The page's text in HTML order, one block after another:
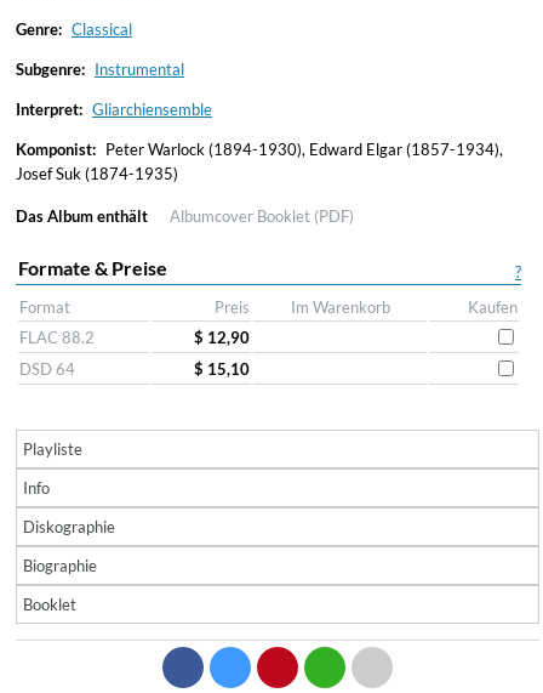
Genre: Classical
Subgenre: Instrumental
Interpret: Gliarchiensemble
Komponist: Peter Warlock (1894-1930), Edward Elgar (1857-1934),
Josef Suk (1874-1935)
Das Album enthält Albumcover Booklet (PDF)
?
Formate & Preise
Format Preis Im Warenkorb
Kaufen
FLAC 88.2
$ 12,90
DSD 64
$ 15,10
Playliste
Info
Diskographie
Biographie
Booklet